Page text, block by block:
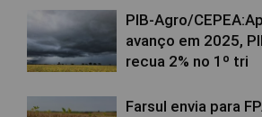
PIB-Agro/
avanço em 2025,
recua 2% no 1º tri
Farsul envia para